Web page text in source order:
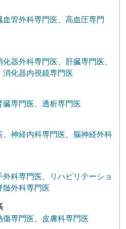
血管外科専門医
高血圧専門
化器外科専門医 肝臓専門医
消化器内視鏡専門医
臓専門医 透析専門医
神経内科専門医
脳神経外科
外科専門医
リハビリテーショ
髄外科専門医
傷専門医 皮膚科専門医